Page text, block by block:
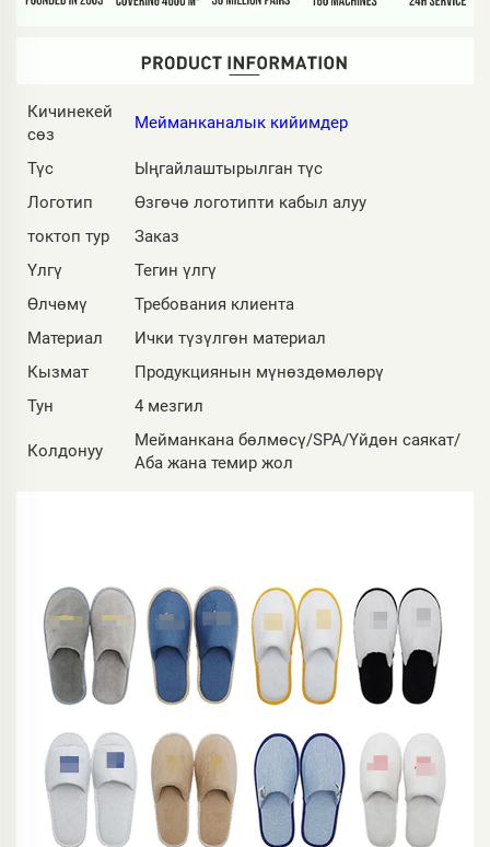
Кичинекей
сөз
Мейманканалык кийимдер
Түс
Ыңгайлаштырылган түс
Логотип
Өзгөчө логотипти кабыл алуу
токтоп тур
Заказ
Үлгү
Тегин үлгү
Өлчөмү
Требования клиента
Материал
Ички түзүлгөн материал
Кызмат
Продукциянын мүнөздөмөлөрү
Тун
4 мезгил
Колдонуу
Мейманкана бөлмөсү/SPA/Үйдөн саякат/
Аба жана темир жол